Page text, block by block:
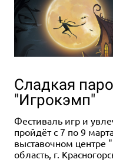
Сладкая
"Игрокэмп"
Фестиваль игр и
пройдёт с 7 по 9
выставочном центре
область, г.